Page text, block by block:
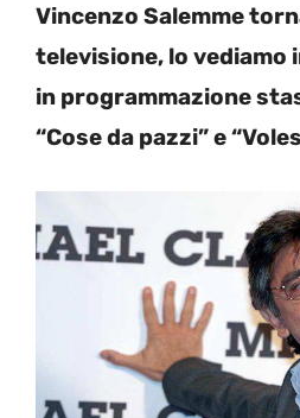
Vincenzo Salemme
televisione, lo vediamo
in programmazione
“Cose da pazzi” e